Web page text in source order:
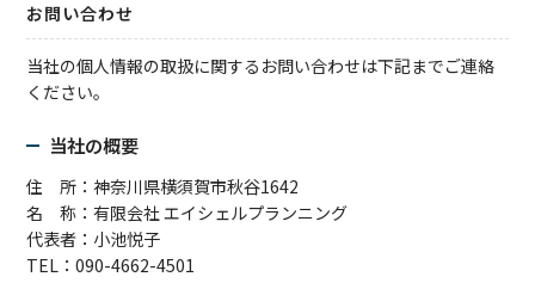
お問い合わせ
当社の個人情報の取扱に関するお問い合わせは下記までご連絡
ください。
当社の概要
住 所：神奈川県横須賀市秋谷1642
名 称：有限会社 エイシェルプランニング
代表者：小池悦子
TEL：090-4662-4501